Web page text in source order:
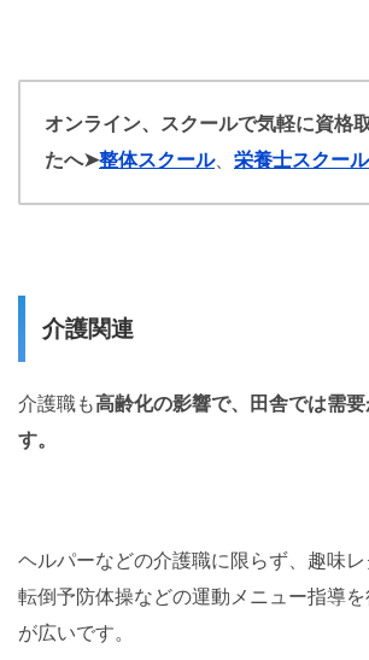
オンライン、スクールで気軽に資格
たへ➤整体スクール、 栄養士スクール
介護関連
介護職も高齢化の影響で、田舎では需
す。
ヘルパーなどの介護職に限らず、趣味
転倒予防体操などの運動メニュー指導
が広いです。